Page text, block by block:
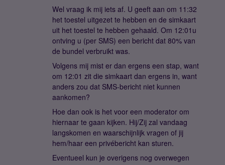
Wel vraag ik mij iets af. U geeft aan om 11:32
het toestel uitgezet te hebben en de simkaart
uit het toestel te hebben gehaald. Om 12:01u
ontving u (per SMS) een bericht dat 80% van
de bundel verbruikt was.
Volgens mij mist er dan ergens een stap, want
om 12:01 zit die simkaart dan ergens in, want
anders zou dat SMS-bericht niet kunnen
aankomen?
Hoe dan ook is het voor een moderator om
hiernaar te gaan kijken. Hij/Zij zal vandaag
langskomen en waarschijnlijk vragen of jij
hem/haar een privébericht kan sturen.
Eventueel kun je overigens nog overwegen